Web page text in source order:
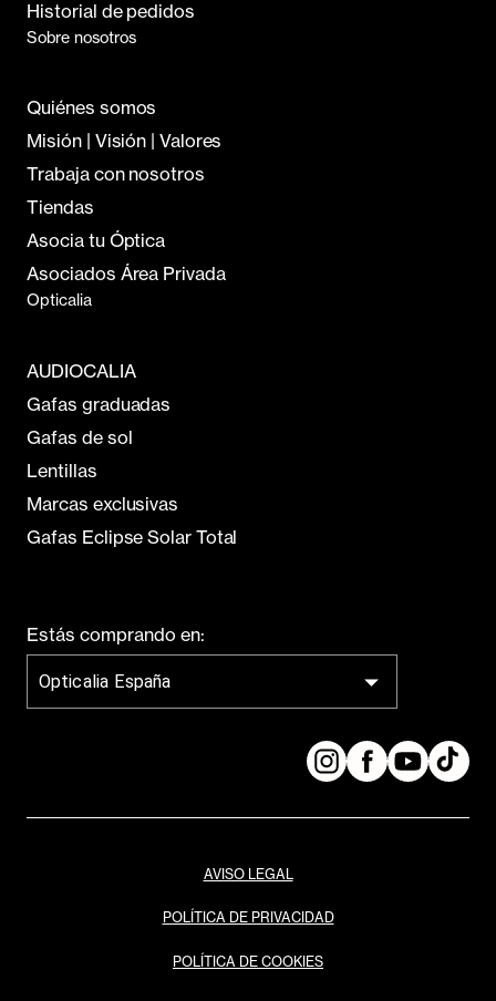
Historial de pedidos
Sobre nosotros
Quiénes somos
Misión | Visión | Valores
Trabaja con nosotros
Tiendas
Asocia tu Óptica
Asociados Área Privada
Opticalia
AUDIOCALIA
Gafas graduadas
Gafas de sol
Lentillas
Marcas exclusivas
Gafas Eclipse Solar Total
Estás comprando en:
Opticalia España
AVISO LEGAL
POLÍTICA DE PRIVACIDAD
POLÍTICA DE COOKIES